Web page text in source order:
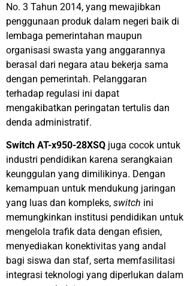
No. 3 Tahun 2014, yang mewajibkan
penggunaan produk dalam negeri baik di
lembaga pemerintahan maupun
organisasi swasta yang anggarannya
berasal dari negara atau bekerja sama
dengan pemerintah. Pelanggaran
terhadap regulasi ini dapat
mengakibatkan peringatan tertulis dan
denda administratif.
Switch AT-x950-28XSQ juga cocok untuk
industri pendidikan karena serangkaian
keunggulan yang dimilikinya. Dengan
kemampuan untuk mendukung jaringan
yang luas dan kompleks, switch ini
memungkinkan institusi pendidikan untuk
mengelola trafik data dengan efisien,
menyediakan konektivitas yang andal
bagi siswa dan staf, serta memfasilitasi
integrasi teknologi yang diperlukan dalam